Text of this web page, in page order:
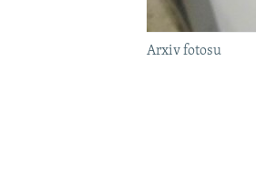
Arxiv fotosu